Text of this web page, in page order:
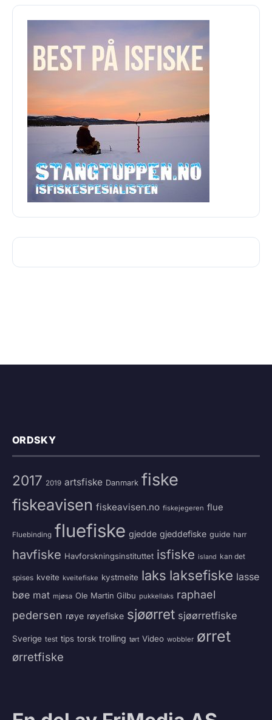
ORDSKY
2017 2019 artsfiske Danmark fiske
fiskeavisen fiskeavisen.no fiskejegeren flue
Fluebinding fluefiske gjedde gjeddefiske guide harr
havfiske Havforskningsinstituttet isfiske island kan det
spises kveite kveitefiske kystmeite laks laksefiske lasse
bøe mat mjøsa Ole Martin Gilbu pukkellaks raphael
pedersen røye røyefiske sjøørret sjøørretfiske
Sverige test tips torsk trolling tørt Video wobbler ørret
ørretfiske